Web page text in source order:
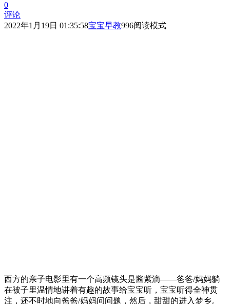
0
评论
2022年1月19日 01:35:58宝宝早教996阅读模式
西方的亲子电影里有一个高频镜头是酱紫滴——爸爸/妈妈躺
在被子里温情地讲着有趣的故事给宝宝听，宝宝听得全神贯
注，还不时地向爸爸/妈妈问问题，然后，甜甜的进入梦乡。